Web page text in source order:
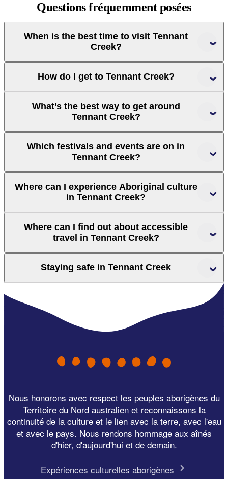
Questionsfréquemment posées
When is the best time to visit Tennant
Creek?
Red Centre
events and festivals
How do I get to Tennant Creek?
By air
airport
travelling by air
Airnorth
driving routes
travelling by bus
What’s the best way to get around
Tennant Creek?
hire car
driving routes
Which festivals and events are on in
Tennant Creek?
calendar of events
Where can I experience Aboriginal culture
in Tennant Creek?
Aboriginal cultural experiences
Karlu
Where can I find out about accessible
travel in Tennant Creek?
accommodation, tours and attractions
Staying safe in Tennant Creek
Nous honorons avec respect les peuples aborigènes du
Territoire du Nord australien et reconnaissons la
continuité de la culture et le lien avec la terre, avec l'eau
et avec le pays. Nous rendons hommage aux aînés
d'hier, d'aujourd'hui et de demain.
Expériences culturelles aborigènes